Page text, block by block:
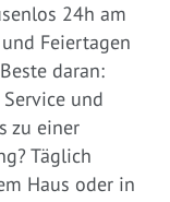
24h am
Feiertagen
daran:
und
zu einer
Täglich
Haus oder in